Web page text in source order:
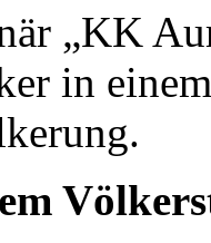
„KK
in